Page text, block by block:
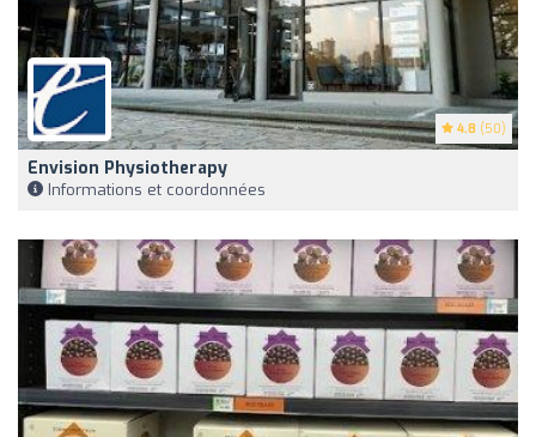
4.8 (50)
Envision Physiotherapy
Informations et coordonnées